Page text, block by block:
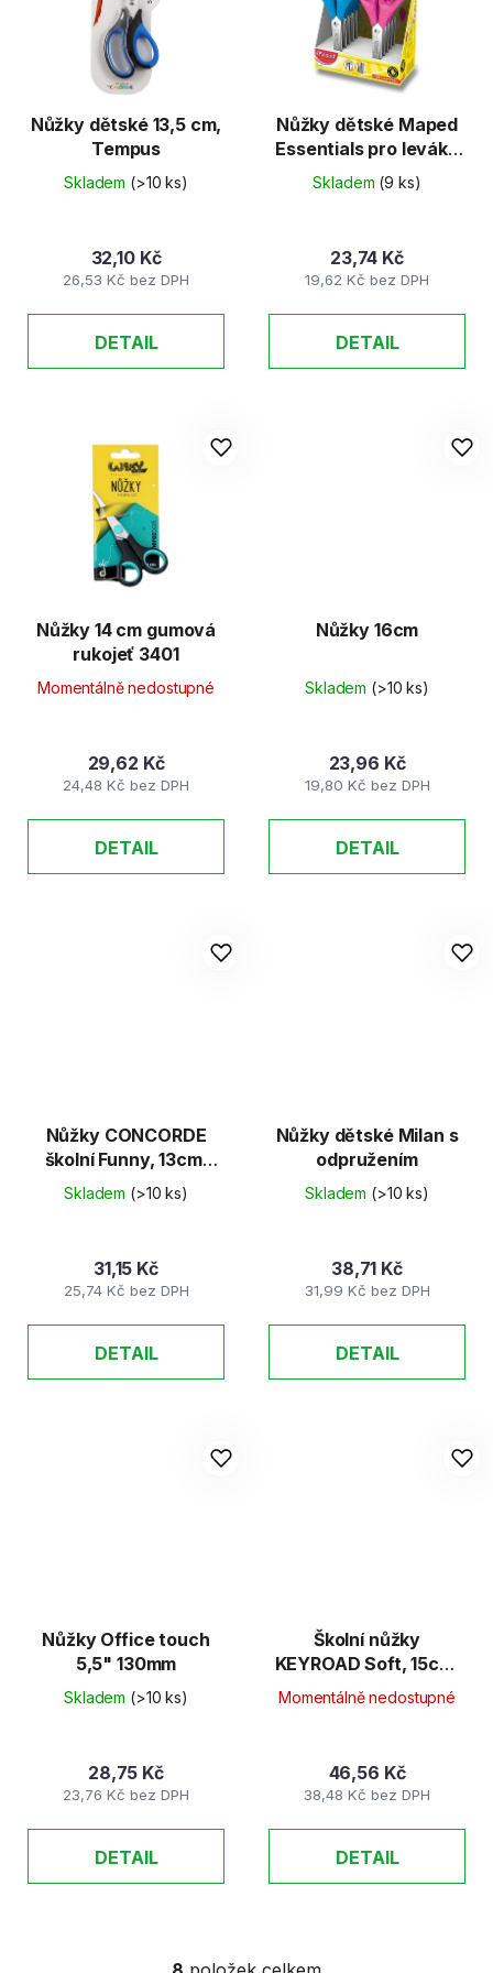
Nůžky dětské 13,5 cm,
Tempus
Skladem (>10 ks)
26,53 Kč bez DPH
32,10 Kč
DETAIL
Nůžky dětské Maped
Essentials pro leváky
- 13 cm
Skladem (9 ks)
19,62 Kč bez DPH
23,74 Kč
DETAIL
Nůžky 14 cm gumová
rukojeť 3401
Momentálně nedostupné
24,48 Kč bez DPH
29,62 Kč
DETAIL
Nůžky 16cm
Skladem (>10 ks)
19,80 Kč bez DPH
23,96 Kč
DETAIL
Nůžky CONCORDE
školní Funny, 13cm,
blistr, asort
Skladem (>10 ks)
25,74 Kč bez DPH
31,15 Kč
DETAIL
Nůžky dětské Milan s
odpružením
Skladem (>10 ks)
31,99 Kč bez DPH
38,71 Kč
DETAIL
Nůžky Office touch
5,5" 130mm
Skladem (>10 ks)
23,76 Kč bez DPH
28,75 Kč
DETAIL
Školní nůžky
KEYROAD Soft, 15cm,
modré
Momentálně nedostupné
38,48 Kč bez DPH
46,56 Kč
DETAIL